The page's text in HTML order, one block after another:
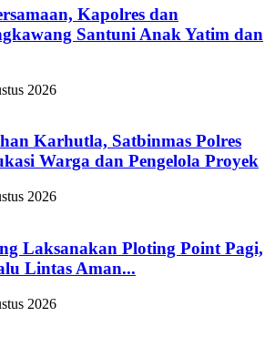
Kapolres dan
Santuni Anak Yatim dan
2026
Karhutla, Satbinmas Polres
Warga dan Pengelola Proyek
2026
Laksanakan Ploting Point Pagi,
Lintas Aman...
2026